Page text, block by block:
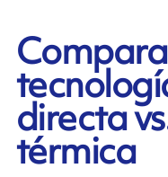
directa
térmica